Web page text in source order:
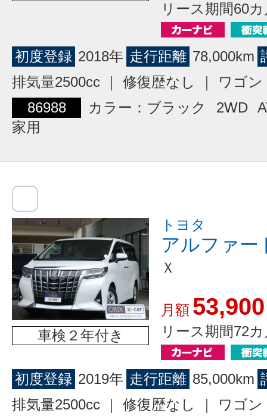
リース期間60
初度登録 2018年 走行距離 78,000km
排気量2500cc ｜ 修復歴なし ｜ ワゴ
86988
カラー：ブラック 2WD
家用
車検２年付き
トヨタ
アルファー
Ｘ
月額 53,900
リース期間72
初度登録 2019年 走行距離 85,000km
排気量2500cc ｜ 修復歴なし ｜ ワゴ